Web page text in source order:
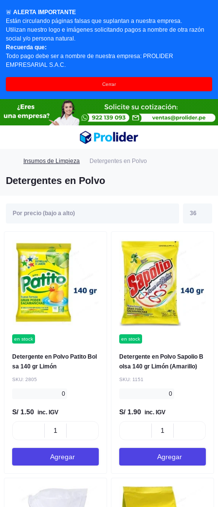
🚨 ALERTA IMPORTANTE
Están circulando páginas falsas que suplantan a nuestra empresa.
Utilizan nuestro logo e imágenes solicitando pagos a nombre de otra razón
social y/o persona natural.
Recuerda que:
Todo pago debe ser a nombre de nuestra empresa: PROLIDER
EMPRESARIAL S.A.C.
Cerrar
Insumos de Limpieza Detergentes en Polvo
Detergentes en Polvo
en stock
Detergente en Polvo Patito Bol
sa 140 gr Limón
SKU: 2805
0
S/ 1.50 inc. IGV
Agregar
en stock
Detergente en Polvo Sapolio B
olsa 140 gr Limón (Amarillo)
SKU: 1151
0
S/ 1.90 inc. IGV
Agregar